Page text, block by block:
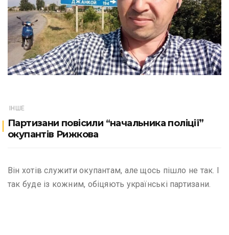
ІНШЕ
Партизани повісили “начальника поліції”
окупантів Рижкова
Він хотів служити окупантам, але щось пішло не так. І
так буде із кожним, обіцяють українські партизани.